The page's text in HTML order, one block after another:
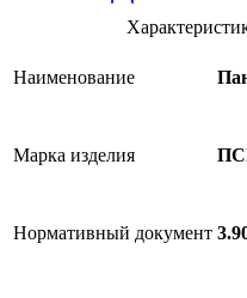
Наименование
Марка изделия
Нормативный документ